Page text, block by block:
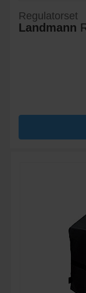
Regulatorset
Landmann